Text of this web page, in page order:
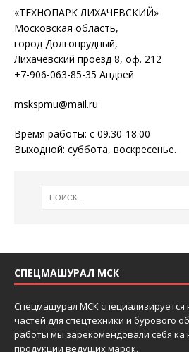
«ТЕХНОПАРК ЛИХАЧЕВСКИЙ»
Московская область,
город Долгопрудный,
Лихачевский проезд 8, оф. 212
+7-906-063-85-35 Андрей
mskspmu@mail.ru
Время работы: с 09.30-18.00
Выходной: суббота, воскресенье.
СПЕЦМАШУРАЛ МСК
Спецмашурал МСК специализируется
частей для спецтехники и бурового
работы мы зарекомендовали себя
продукции ведущих марок.